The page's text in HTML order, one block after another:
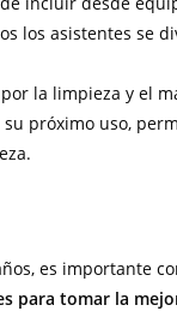
los asistentes se
la limpieza y el
próximo uso,
es importante
para tomar la